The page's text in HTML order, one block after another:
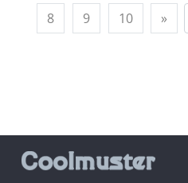
8 9 10 »